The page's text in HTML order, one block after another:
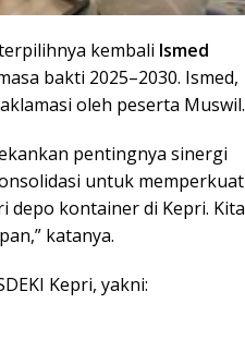
kembali Ismed
bakti 2025–2030. Ismed,
oleh peserta Muswil.
pentingnya sinergi
untuk memperkuat
depo kontainer di Kepri. Kita
katanya.
Kepri, yakni: